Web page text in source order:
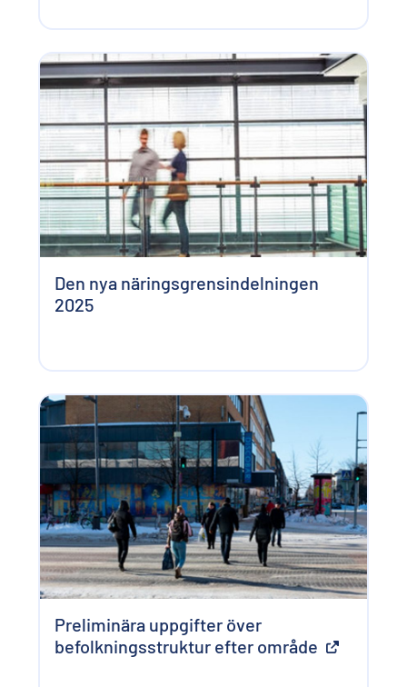
Den nya näringsgrensindelningen
2025
Preliminära uppgifter över
befolkningsstruktur efter område Extern länk